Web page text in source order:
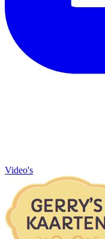
Video's